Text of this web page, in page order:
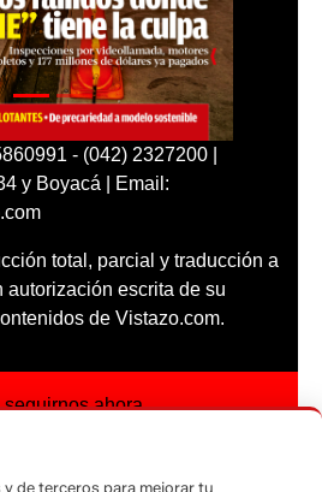
- (042) 2327200 |
y Boyacá | Email:
total, parcial y traducción a
escrita de su
de Vistazo.com.
ahora
de terceros para mejorar tu